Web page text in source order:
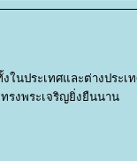
ในประเทศและต่างประเ
รงพระเจริญยิ่งยืนนาน